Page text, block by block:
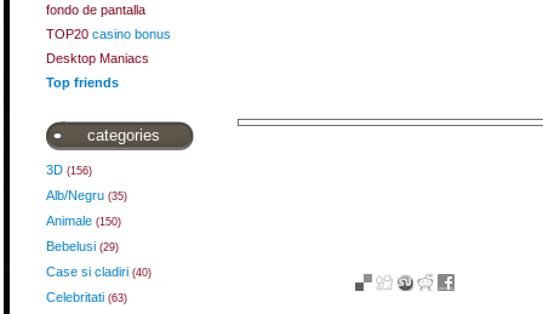
fondo de pantalla
TOP20 casino bonus
Desktop Maniacs
Top friends
categories
3D (156)
Alb/Negru (35)
Animale (150)
Bebelusi (29)
Case si cladiri (40)
Celebritati (63)